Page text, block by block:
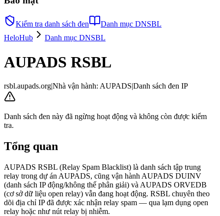
Kiểm tra danh sách đen
Danh mục DNSBL
HeloHub
Danh mục DNSBL
AUPADS RSBL
rsbl.aupads.org|Nhà vận hành: AUPADS|Danh sách đen IP
Danh sách đen này đã ngừng hoạt động và không còn được kiểm
tra.
Tổng quan
AUPADS RSBL (Relay Spam Blacklist) là danh sách tập trung
relay trong dự án AUPADS, cũng vận hành AUPADS DUINV
(danh sách IP động/không thể phân giải) và AUPADS ORVEDB
(cơ sở dữ liệu open relay) vẫn đang hoạt động. RSBL chuyên theo
dõi địa chỉ IP đã được xác nhận relay spam — qua lạm dụng open
relay hoặc như nút relay bị nhiễm.